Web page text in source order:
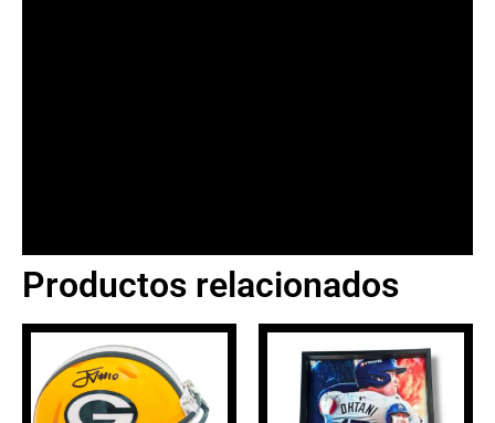
BANNER CON
PROMOCIONES 1
Click Here
Productos relacionados